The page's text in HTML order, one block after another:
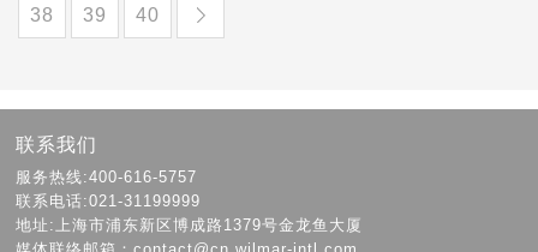
38 39 40
联系我们
服务热线:400-616-5757
联系电话:021-31199999
地址:上海市浦东新区博成路1379号金龙鱼大厦